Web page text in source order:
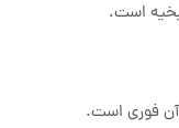
است.
آن فوری است.